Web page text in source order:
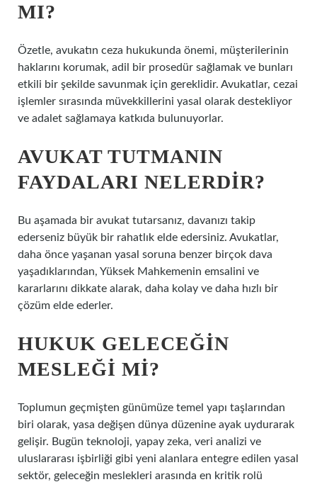
MI?
Özetle, avukatın ceza hukukunda önemi, müşterilerinin
haklarını korumak, adil bir prosedür sağlamak ve bunları
etkili bir şekilde savunmak için gereklidir. Avukatlar, cezai
işlemler sırasında müvekkillerini yasal olarak destekliyor
ve adalet sağlamaya katkıda bulunuyorlar.
AVUKAT TUTMANIN
FAYDALARI NELERDIR?
Bu aşamada bir avukat tutarsanız, davanızı takip
ederseniz büyük bir rahatlık elde edersiniz. Avukatlar,
daha önce yaşanan yasal soruna benzer birçok dava
yaşadıklarından, Yüksek Mahkemenin emsalini ve
kararlarını dikkate alarak, daha kolay ve daha hızlı bir
çözüm elde ederler.
HUKUK GELECEĞIN
MESLEĞI MI?
Toplumun geçmişten günümüze temel yapı taşlarından
biri olarak, yasa değişen dünya düzenine ayak uydurarak
gelişir. Bugün teknoloji, yapay zeka, veri analizi ve
uluslararası işbirliği gibi yeni alanlara entegre edilen yasal
sektör, geleceğin meslekleri arasında en kritik rolü